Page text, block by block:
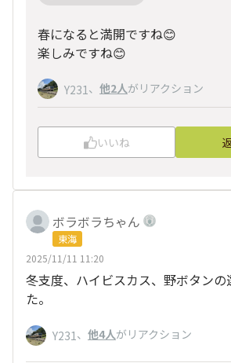
春になると満開ですね😊
楽しみですね😊
Y231 、 他2人がリアクション
いいね
ボラボラちゃん
東海
2025/11/11 11:20
冬支度、ハイビスカス、野ボタンの
た。
Y231 、 他4人がリアクション